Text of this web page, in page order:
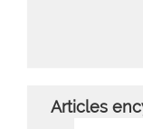
Articles